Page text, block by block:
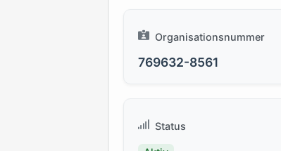
Organisationsnummer
769632-8561
Status